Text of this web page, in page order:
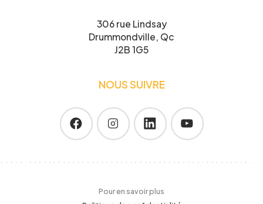
306 rue Lindsay
Drummondville, Qc
J2B 1G5
NOUS SUIVRE
Pour en savoir plus